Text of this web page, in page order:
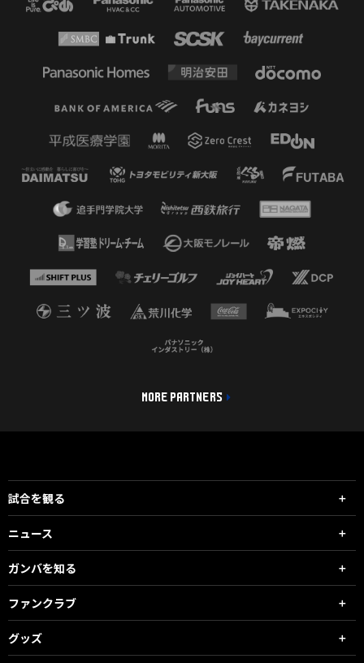
MORE PARTNERS
試合を観る
ニュース
ガンバを知る
ファンクラブ
グッズ